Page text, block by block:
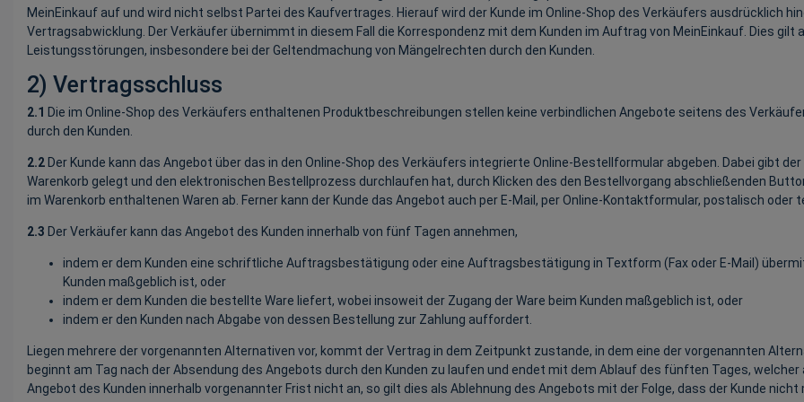
MeinEinkauf auf und wird nicht selbst Partei des Kaufvertrages. Hierauf wird der Kunde im Online-Shop des Verkäufers ausdrücklich
Vertragsabwicklung. Der Verkäufer übernimmt in diesem Fall die Korrespondenz mit dem Kunden im Auftrag von MeinEinkauf. Dies
Leistungsstörungen, insbesondere bei der Geltendmachung von Mängelrechten durch den Kunden.
2) Vertragsschluss
2.1 Die im Online-Shop des Verkäufers enthaltenen Produktbeschreibungen stellen keine verbindlichen Angebote seitens des
durch den Kunden.
2.2 Der Kunde kann das Angebot über das in den Online-Shop des Verkäufers integrierte Online-Bestellformular abgeben. Dabei gibt
Warenkorb gelegt und den elektronischen Bestellprozess durchlaufen hat, durch Klicken des den Bestellvorgang abschließenden
im Warenkorb enthaltenen Waren ab. Ferner kann der Kunde das Angebot auch per E-Mail, per Online-Kontaktformular, postalisch
2.3 Der Verkäufer kann das Angebot des Kunden innerhalb von fünf Tagen annehmen,
indem er dem Kunden eine schriftliche Auftragsbestätigung oder eine Auftragsbestätigung in Textform (Fax oder E-Mail)
Kunden maßgeblich ist, oder
indem er dem Kunden die bestellte Ware liefert, wobei insoweit der Zugang der Ware beim Kunden maßgeblich ist, oder
indem er den Kunden nach Abgabe von dessen Bestellung zur Zahlung auffordert.
Liegen mehrere der vorgenannten Alternativen vor, kommt der Vertrag in dem Zeitpunkt zustande, in dem eine der vorgenannten
beginnt am Tag nach der Absendung des Angebots durch den Kunden zu laufen und endet mit dem Ablauf des fünften Tages,
Angebot des Kunden innerhalb vorgenannter Frist nicht an, so gilt dies als Ablehnung des Angebots mit der Folge, dass der Kunde